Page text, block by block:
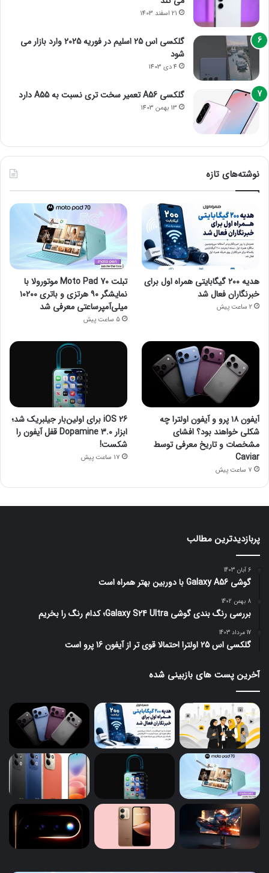
21 اسفند 1403
گلکسی اس 25 اسلیم در فوریه 2025 وارد بازار می
شود
4 دی 1403
گلکسی A56 تعمیر سخت تری نسبت به A55 دارد
13 بهمن 1403
نوشته‌های تازه
هدیه ۲۰۰ گیگابایتی همراه اول برای
خبرنگاران فعال شد
2 ساعت پیش
تبلت Moto Pad 70 موتورولا با
نمایشگر ۹۰ هرتزی و باتری ۱۰۲۰۰
میلی‌آمپرساعتی معرفی شد
5 ساعت پیش
آیفون ۱۸ پرو و آیفون اولترا چه
شکلی خواهند بود؟ افشای
مشخصات و تاریخ معرفی توسط
Caviar
7 ساعت پیش
iOS 26 برای اولین‌بار جیلبریک شد؛
ابزار Dopamine 3.0 قفل آیفون را
شکست!
17 ساعت پیش
پربازدیدترین مطالب
6 آبان 1403
گوشی Galaxy A56 با دوربین بهتر همراه است
8 بهمن 1402
بررسی رنگ بندی گوشی Galaxy S24 Ultra؛ کدام رنگ را بخریم
17 مرداد 1403
گلکسی اس 25 اولترا احتمالا قوی تر از آیفون 16 پرو است
آخرین پست های بازبینی شده